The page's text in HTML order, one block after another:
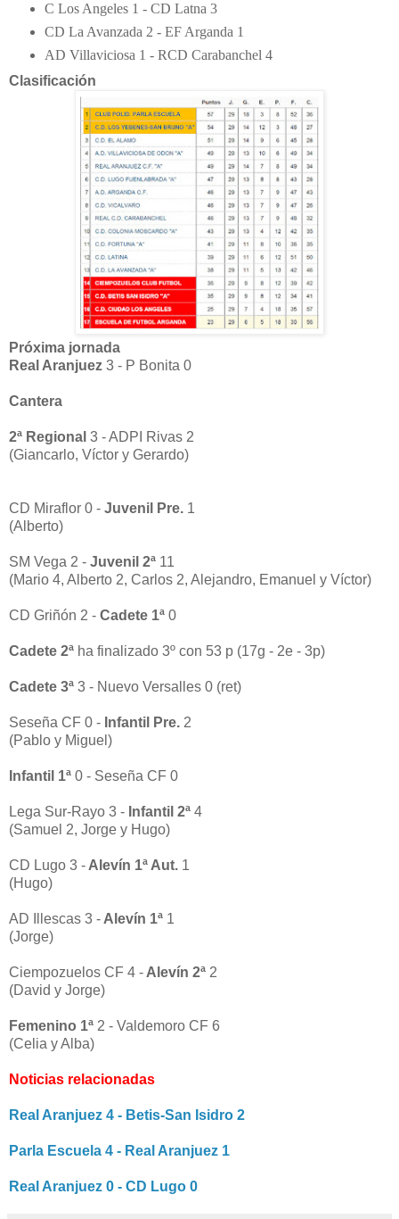
C Los Angeles 1 - CD Latna 3
CD La Avanzada 2 - EF Arganda 1
AD Villaviciosa 1 - RCD Carabanchel 4
Clasificación
Próxima jornada
Real Aranjuez 3 - P Bonita 0
Cantera
2ª Regional 3 - ADPI Rivas 2
(Giancarlo, Víctor y Gerardo)
CD Miraflor 0 - Juvenil Pre. 1
(Alberto)
SM Vega 2 - Juvenil 2ª 11
(Mario 4, Alberto 2, Carlos 2, Alejandro, Emanuel y Víctor)
CD Griñón 2 - Cadete 1ª 0
Cadete 2ª ha finalizado 3º con 53 p (17g - 2e - 3p)
Cadete 3ª 3 - Nuevo Versalles 0 (ret)
Seseña CF 0 - Infantil Pre. 2
(Pablo y Miguel)
Infantil 1ª 0 - Seseña CF 0
Lega Sur-Rayo 3 - Infantil 2ª 4
(Samuel 2, Jorge y Hugo)
CD Lugo 3 - Alevín 1ª Aut. 1
(Hugo)
AD Illescas 3 - Alevín 1ª 1
(Jorge)
Ciempozuelos CF 4 - Alevín 2ª 2
(David y Jorge)
Femenino 1ª 2 - Valdemoro CF 6
(Celia y Alba)
Noticias relacionadas
Real Aranjuez 4 - Betis-San Isidro 2
Parla Escuela 4 - Real Aranjuez 1
Real Aranjuez 0 - CD Lugo 0